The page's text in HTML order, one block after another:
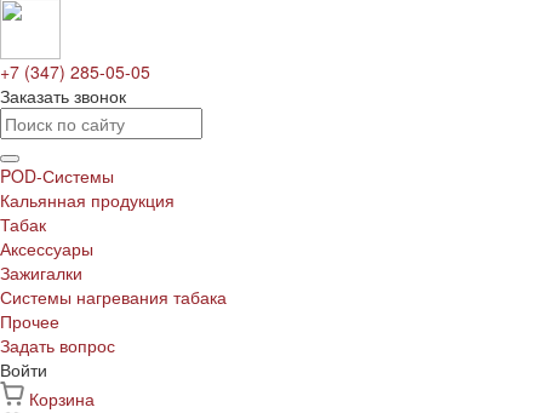
+7 (347) 285-05-05
Заказать звонок
POD-Системы
Кальянная продукция
Табак
Аксессуары
Зажигалки
Системы нагревания табака
Прочее
Задать вопрос
Войти
Корзина